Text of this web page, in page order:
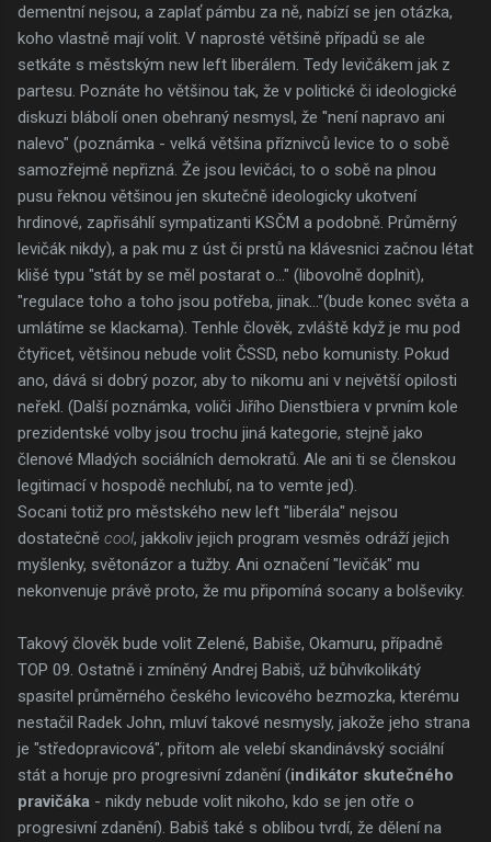
dementní nejsou, a zaplať pámbu za ně, nabízí se jen otázka,
koho vlastně mají volit. V naprosté většině případů se ale
setkáte s městským new left liberálem. Tedy levičákem jak z
partesu. Poznáte ho většinou tak, že v politické či ideologické
diskuzi blábolí onen obehraný nesmysl, že "není napravo ani
nalevo" (poznámka - velká většina příznivců levice to o sobě
samozřejmě nepřizná. Že jsou levičáci, to o sobě na plnou
pusu řeknou většinou jen skutečně ideologicky ukotvení
hrdinové, zapřisáhlí sympatizanti KSČM a podobně. Průměrný
levičák nikdy), a pak mu z úst či prstů na klávesnici začnou létat
klišé typu "stát by se měl postarat o..." (libovolně doplnit),
"regulace toho a toho jsou potřeba, jinak..."(bude konec světa a
umlátíme se klackama). Tenhle člověk, zvláště když je mu pod
čtyřicet, většinou nebude volit ČSSD, nebo komunisty. Pokud
ano, dává si dobrý pozor, aby to nikomu ani v největší opilosti
neřekl. (Další poznámka, voliči Jiřího Dienstbiera v prvním kole
prezidentské volby jsou trochu jiná kategorie, stejně jako
členové Mladých sociálních demokratů. Ale ani ti se členskou
legitimací v hospodě nechlubí, na to vemte jed).
Socani totiž pro městského new left "liberála" nejsou
dostatečně cool, jakkoliv jejich program vesměs odráží jejich
myšlenky, světonázor a tužby. Ani označení "levičák" mu
nekonvenuje právě proto, že mu připomíná socany a bolševiky.
Takový člověk bude volit Zelené, Babiše, Okamuru, případně
TOP 09. Ostatně i zmíněný Andrej Babiš, už bůhvíkolikátý
spasitel průměrného českého levicového bezmozka, kterému
nestačil Radek John, mluví takové nesmysly, jakože jeho strana
je "středopravicová", přitom ale velebí skandinávský sociální
stát a horuje pro progresivní zdanění (indikátor skutečného
pravičáka - nikdy nebude volit nikoho, kdo se jen otře o
progresivní zdanění). Babiš také s oblibou tvrdí, že dělení na